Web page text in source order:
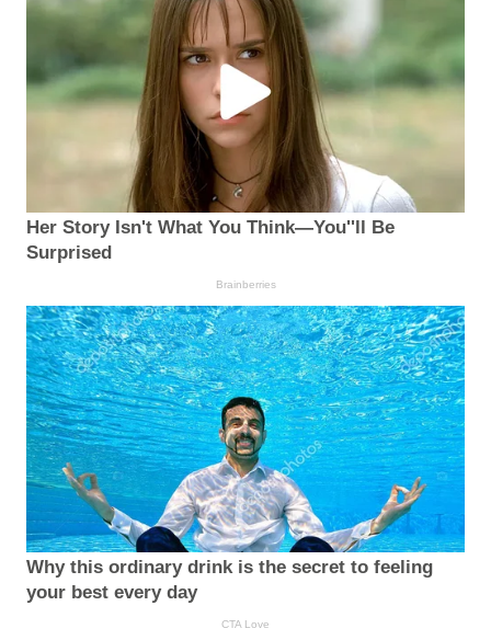
Her Story Isn't What You Think—You''ll Be
Surprised
Brainberries
Why this ordinary drink is the secret to feeling
your best every day
CTA Love